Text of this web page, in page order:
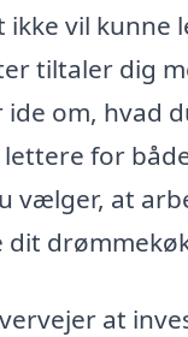
vil kunne
tiltaler dig
ide om, hvad
for
vælger, at
dit
at